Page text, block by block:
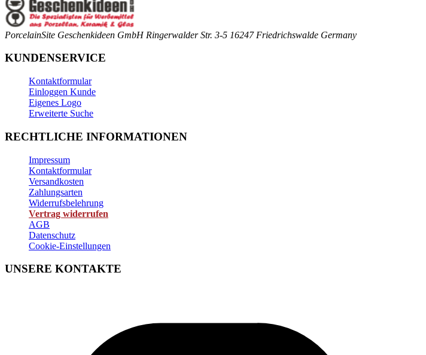
PorcelainSite Geschenkideen GmbH Ringerwalder Str. 3-5 16247 Friedrichswalde Germany
KUNDENSERVICE
Kontaktformular
Einloggen Kunde
Eigenes Logo
Erweiterte Suche
RECHTLICHE INFORMATIONEN
Impressum
Kontaktformular
Versandkosten
Zahlungsarten
Widerrufsbelehrung
Vertrag widerrufen
AGB
Datenschutz
Cookie-Einstellungen
UNSERE KONTAKTE